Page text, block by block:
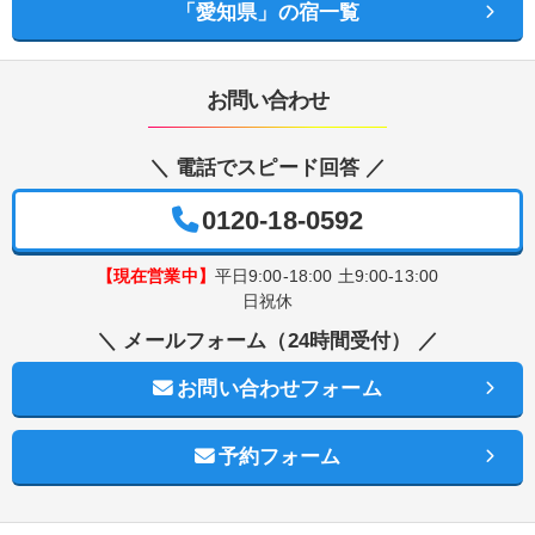
「愛知県」の宿一覧
お問い合わせ
＼ 電話でスピード回答 ／
0120-18-0592
【現在営業中】 平日9:00-18:00 土9:00-13:00
日祝休
＼ メールフォーム（24時間受付） ／
お問い合わせフォーム
予約フォーム